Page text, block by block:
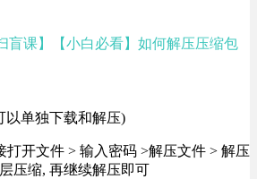
盲课】【小白必看】如何解压压缩包
以单独下载和解压)
打开文件 > 输入密码 >解压文件 > 解压
压缩, 再继续解压即可